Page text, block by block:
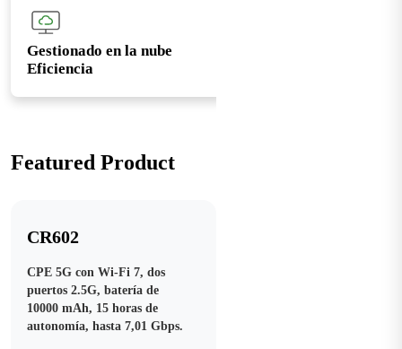
Gestionado en la nube
Eficiencia
Featured Product
CR602
CPE 5G con Wi-Fi 7, dos
puertos 2.5G, batería de
10000 mAh, 15 horas de
autonomía, hasta 7,01 Gbps.